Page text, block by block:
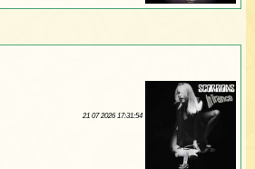
21 07 2026 17:31:54